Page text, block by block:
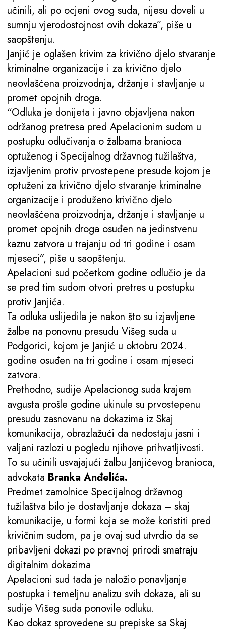
učinili, ali po ocjeni ovog suda, nijesu doveli u
sumnju vjerodostojnost ovih dokaza”, piše u
saopštenju.
Janjić je oglašen krivim za krivično djelo stvaranje
kriminalne organizacije i za krivično djelo
neovlašćena proizvodnja, držanje i stavljanje u
promet opojnih droga.
“Odluka je donijeta i javno objavljena nakon
održanog pretresa pred Apelacionim sudom u
postupku odlučivanja o žalbama branioca
optuženog i Specijalnog državnog tužilaštva,
izjavljenim protiv prvostepene presude kojom je
optuženi za krivično djelo stvaranje kriminalne
organizacije i produženo krivično djelo
neovlašćena proizvodnja, držanje i stavljanje u
promet opojnih droga osuđen na jedinstvenu
kaznu zatvora u trajanju od tri godine i osam
mjeseci”, piše u saopštenju.
Apelacioni sud početkom godine odlučio je da
se pred tim sudom otvori pretres u postupku
protiv Janjića.
Ta odluka uslijedila je nakon što su izjavljene
žalbe na ponovnu presudu Višeg suda u
Podgorici, kojom je Janjić u oktobru 2024.
godine osuđen na tri godine i osam mjeseci
zatvora.
Prethodno, sudije Apelacionog suda krajem
avgusta prošle godine ukinule su prvostepenu
presudu zasnovanu na dokazima iz Skaj
komunikacija, obrazlažući da nedostaju jasni i
valjani razlozi u pogledu njihove prihvatljivosti.
To su učinili usvajajući žalbu Janjićevog branioca,
advokata Branka Anđelića.
Predmet zamolnice Specijalnog državnog
tužilaštva bilo je dostavljanje dokaza – skaj
komunikacije, u formi koja se može koristiti pred
krivičnim sudom, pa je ovaj sud utvrdio da se
pribavljeni dokazi po pravnoj prirodi smatraju
digitalnim dokazima
Apelacioni sud tada je naložio ponavljanje
postupka i temeljnu analizu svih dokaza, ali su
sudije Višeg suda ponovile odluku.
Kao dokaz sprovedene su prepiske sa Skaj